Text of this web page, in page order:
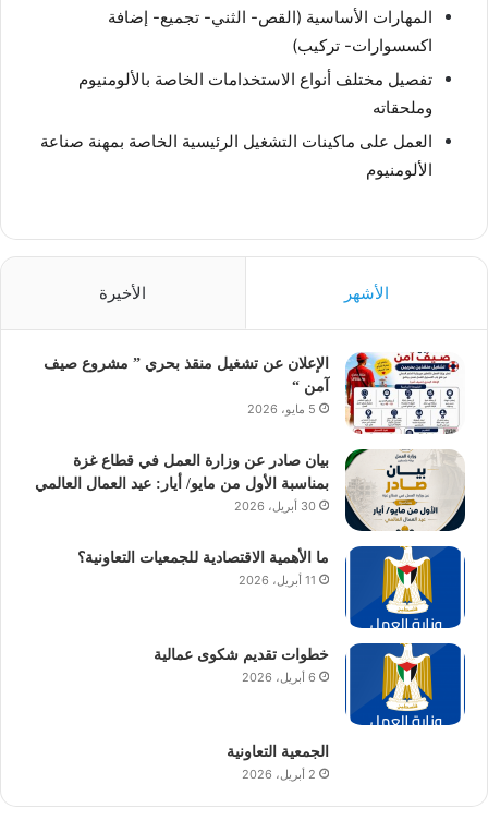
المهارات الأساسية (القص- الثني- تجميع- إضافة
اكسسوارات- تركيب)
تفصيل مختلف أنواع الاستخدامات الخاصة بالألومنيوم
وملحقاته
العمل على ماكينات التشغيل الرئيسية الخاصة بمهنة صناعة
الألومنيوم
الأشهر الأخيرة
الإعلان عن تشغيل منقذ بحري ” مشروع صيف
آمن “
5 مايو، 2026
بيان صادر عن وزارة العمل في قطاع غزة
بمناسبة الأول من مايو/ أيار: عيد العمال العالمي
30 أبريل، 2026
ما الأهمية الاقتصادية للجمعيات التعاونية؟
11 أبريل، 2026
خطوات تقديم شكوى عمالية
6 أبريل، 2026
الجمعية التعاونية
2 أبريل، 2026